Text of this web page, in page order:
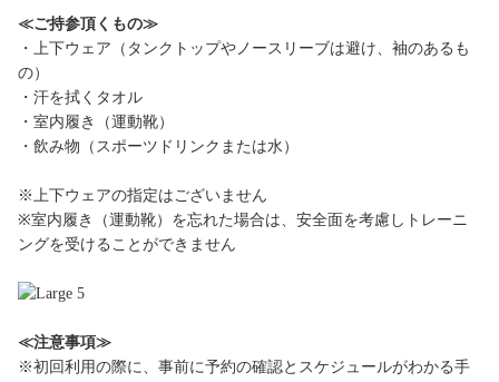
≪ご持参頂くもの≫
・上下ウェア（タンクトップやノースリーブは避け、袖のあるも
の）
・汗を拭くタオル
・室内履き（運動靴）
・飲み物（スポーツドリンクまたは水）
※上下ウェアの指定はございません
※室内履き（運動靴）を忘れた場合は、安全面を考慮しトレーニ
ングを受けることができません
≪注意事項≫
※初回利用の際に、事前に予約の確認とスケジュールがわかる手